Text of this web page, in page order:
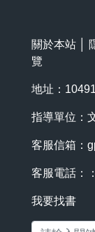
關於本站
覽
地址：
指導單位：
客服信箱：
客服電話：
我要找書